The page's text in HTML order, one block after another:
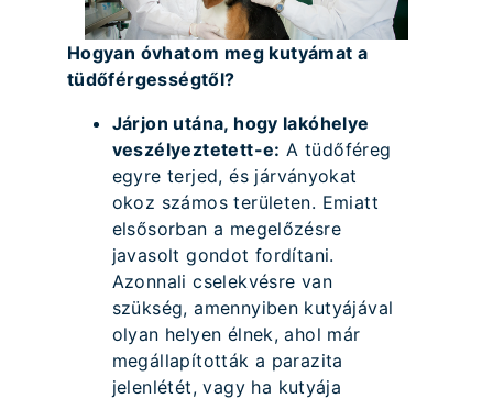
Hogyan óvhatom meg kutyámat a
tüdőférgességtől?
Járjon utána, hogy lakóhelye
veszélyeztetett-e: A tüdőféreg
egyre terjed, és járványokat
okoz számos területen. Emiatt
elsősorban a megelőzésre
javasolt gondot fordítani.
Azonnali cselekvésre van
szükség, amennyiben kutyájával
olyan helyen élnek, ahol már
megállapították a parazita
jelenlétét, vagy ha kutyája